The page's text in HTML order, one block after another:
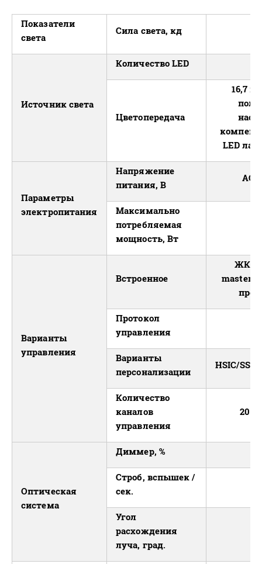
Показатели
света
Сила света, кд
Источник света
Количество LED
Цветопередача
16,7
LED
Параметры
электропитания
Напряжение
питания, В
АС:
Максимально
потребляемая
мощность, Вт
Варианты
управления
Встроенное
ЖК-
master/
Протокол
управления
Варианты
персонализации
HSIC/
Количество
каналов
управления
20 /
Оптическая
система
Диммер, %
Строб, вспышек /
сек.
Угол
расхождения
луча, град.